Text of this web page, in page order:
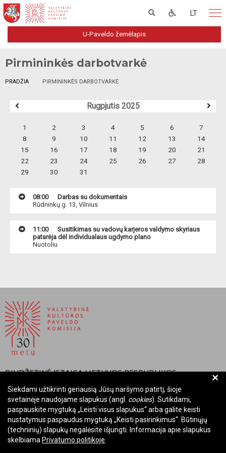
LT
U-Paveldo žemėlapis
Pirmininkės darbotvarkė
PRADŽIA PIRMININKĖS DARBOTVARKĖ
Rugpjutis 2025
1 2 3 4 5 6
7
8
9 10 11 12 13
14
15
16 17 18 19 20
21
22
23 24 25 26 27
28
29
30 31
08:00
Darbas su dokumentais
Rūdninkų g. 13, Vilnius
11:00
Susitikimas su vadovų karjeros valdymo skyriaus
patarėja dėl individualaus ugdymo plano
Nuotoliu
BIUDŽETINĖ ĮSTAIGA LIETUVOS RESPUBLIKOS
Įmonės kodas: Juridinių asmenų registre 288700520
Adresas: Rūdninkų g. 13, 01135 Vilnius
Telefonas: +370 699 13972
El. paštas: komisija@vkpk.lt
+
Siekdami užtikrinti geriausią Jūsų naršymo patirtį, šioje
svetainėje naudojame slapukus (angl. cookies). Sutikdami,
paspauskite mygtuką „Leisti visus slapukus“ arba galite keisti
nustatymus paspaudus mygtuką „Keisti pasirinkimus“. Būtinųjų
(techninių) slapukų negalėsite išjungti. Informacija apie slapukus
skelbiama Privatumo politikoje